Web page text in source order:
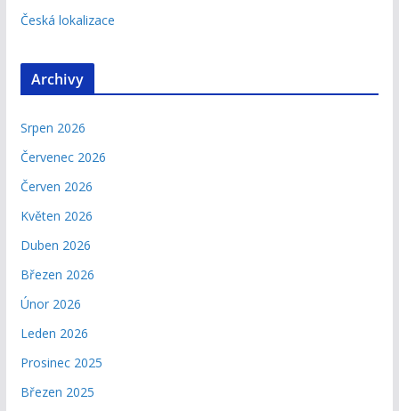
Česká lokalizace
Archivy
Srpen 2026
Červenec 2026
Červen 2026
Květen 2026
Duben 2026
Březen 2026
Únor 2026
Leden 2026
Prosinec 2025
Březen 2025